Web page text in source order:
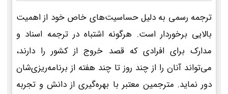
ترجمه رسمی به دلیل حساسیت‌های خاص خود از اهمیت
بالایی برخوردار است. هرگونه اشتباه در ترجمه اسناد و
مدارک برای افرادی که قصد خروج از کشور را دارند،
می‌تواند آنان را از چند روز تا چند هفته از برنامه‌ریزی‌شان
دور نماید. مترجمین معتبر با بهره‌گیری از دانش و تجربه